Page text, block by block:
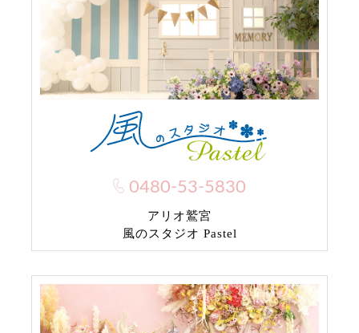
0480-53-5830
アリオ鷲宮
風のスタジオ Pastel